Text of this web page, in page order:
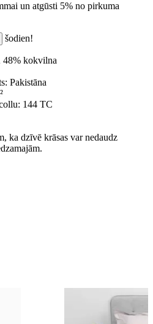
un atgūsti 5% no pirkuma
šodien!
48% kokvilna
Pakistāna
144 TC
ka dzīvē krāsas var nedaudz